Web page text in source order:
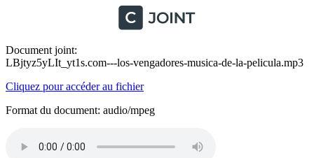
Document joint:
LBjtyz5yLIt_yt1s.com---los-vengadores-musica-de-la-pelicula.mp3
Cliquez pour accéder au fichier
Format du document: audio/mpeg